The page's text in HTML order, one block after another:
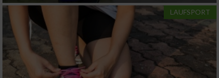
LAUFSPORT
Verwendung von Profilen zur Auswahl
personalisierter Inhalte
Messung der Werbeleistung
Messung der Performance von Inhalten